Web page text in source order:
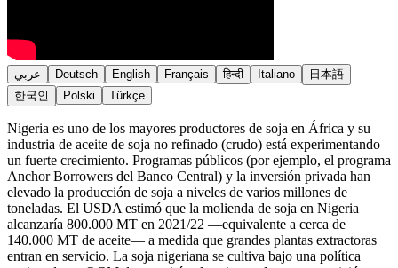
عربي Deutsch English Français हिन्दी Italiano
日本語
한국인
Polski Türkçe
Nigeria es uno de los mayores productores de soja en África y su
industria de aceite de soja no refinado (crudo) está experimentando
un fuerte crecimiento. Programas públicos (por ejemplo, el programa
Anchor Borrowers del Banco Central) y la inversión privada han
elevado la producción de soja a niveles de varios millones de
toneladas. El USDA estimó que la molienda de soja en Nigeria
alcanzaría 800.000 MT en 2021/22 —equivalente a cerca de
140.000 MT de aceite— a medida que grandes plantas extractoras
entran en servicio. La soja nigeriana se cultiva bajo una política